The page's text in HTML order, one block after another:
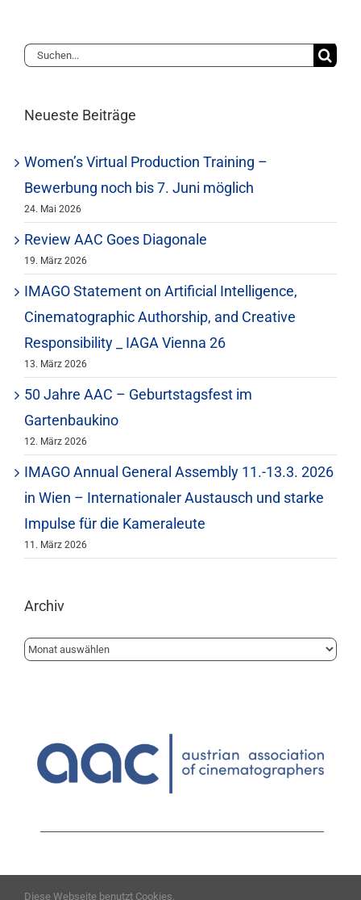
Suche
Neueste Beiträge
Women’s Virtual Production Training –
Bewerbung noch bis 7. Juni möglich
24. Mai 2026
Review AAC Goes Diagonale
19. März 2026
IMAGO Statement on Artificial Intelligence,
Cinematographic Authorship, and Creative
Responsibility _ IAGA Vienna 26
13. März 2026
50 Jahre AAC – Geburtstagsfest im
Gartenbaukino
12. März 2026
IMAGO Annual General Assembly 11.-13.3. 2026
in Wien – Internationaler Austausch und starke
Impulse für die Kameraleute
11. März 2026
Archiv
Archiv
Diese Webseite benutzt Cookies.